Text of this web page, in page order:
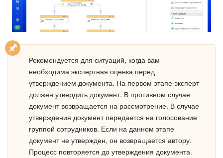
Приложение Битрикс24
Общие вопросы
Битрикс24 в коробке
Изменения в статьях (архив)
ПОЛУЧИТЬ БЕСПЛАТНО
ВХОД
Рекомендуется для ситуаций, когда вам
необходима экспертная оценка перед
утверждением документа. На первом этапе эксперт
должен утвердить документ. В противном случае
документ возвращается на рассмотрение. В случае
утверждения документ передается на голосование
группой сотрудников. Если на данном этапе
документ не утвержден, он возвращается автору.
Процесс повторяется до утверждения документа.